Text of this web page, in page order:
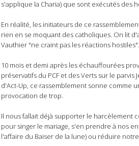
s'applique la Charia) que sont exécutés des
En réalité, les initiateurs de ce
rien en se moquant des catholiques. On lit
Vauthier "ne craint pas les réactions hostiles".
10 mois et demi après les échauffourées
préservatifs du PCF et des Verts sur le parvis
d'Act-Up, ce rassemblement sonne comme
provocation de trop.
Il nous fallait déjà supporter le harcèlement
pour singer le mariage, s'en prendre à nos
l'affaire du Baiser de la lune) ou réduire